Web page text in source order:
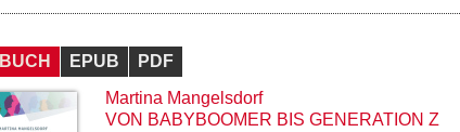
BUCH EPUB
PDF
Martina Mangelsdorf
VON BABYBOOMER BIS GENERATION Z